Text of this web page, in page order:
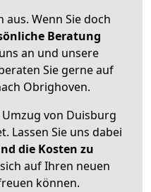
aus. Wenn Sie doch
Beratung
an und unsere
Sie gerne auf
Obrighoven.
von Duisburg
Lassen Sie uns dabei
die Kosten zu
auf Ihren neuen
können.